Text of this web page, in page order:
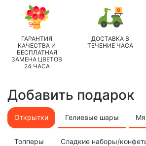
ГАРАНТИЯ
КАЧЕСТВА И
БЕСПЛАТНАЯ
ЗАМЕНА ЦВЕТОВ
24 ЧАСА
ДОСТАВКА В
ТЕЧЕНИЕ ЧАСА
Добавить подарок
Открытки Гелиевые шары
Топперы Сладкие наборы/